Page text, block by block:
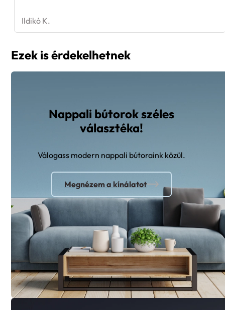
Ildikó K.
Ezek is érdekelhetnek
Nappali bútorok széles
választéka!
Válogass modern nappali bútoraink közül.
Megnézem a kínálatot